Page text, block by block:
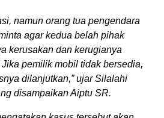
namun orang tua pengendara
agar kedua belah pihak
kerusakan dan kerugianya
pemilik mobil tidak bersedia,
dilanjutkan,” ujar Silalahi
disampaikan Aiptu SR.